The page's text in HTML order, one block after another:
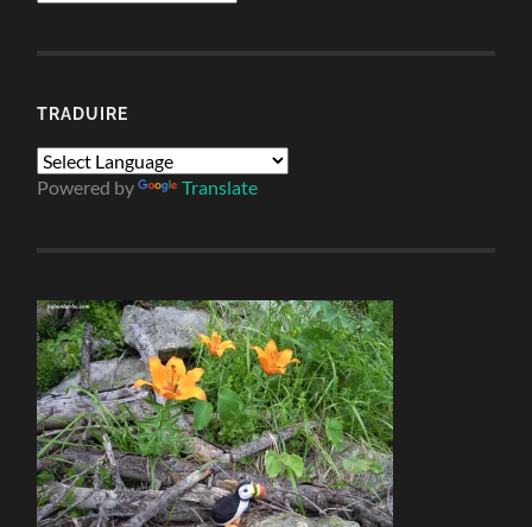
TRADUIRE
Powered by Translate